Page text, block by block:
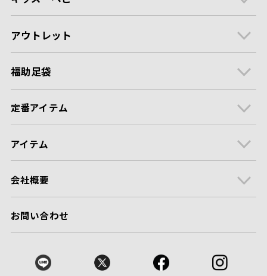
アウトレット
福助足袋
定番アイテム
アイテム
会社概要
お問い合わせ